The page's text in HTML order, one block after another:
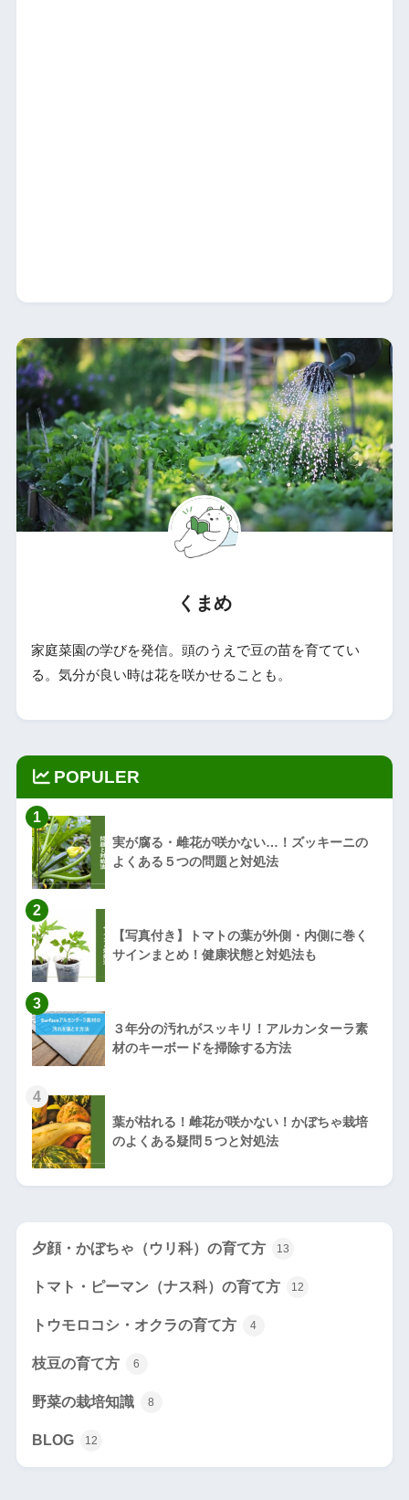
くまめ
家庭菜園の学びを発信。頭のうえで豆の苗を育ててい
る。気分が良い時は花を咲かせることも。
POPULER
1
実が腐る・雌花が咲かない…！ズッキーニの
よくある５つの問題と対処法
2
【写真付き】トマトの葉が外側・内側に巻く
サインまとめ！健康状態と対処法も
3
３年分の汚れがスッキリ！アルカンターラ素
材のキーボードを掃除する方法
4
葉が枯れる！雌花が咲かない！かぼちゃ栽培
のよくある疑問５つと対処法
夕顔・かぼちゃ（ウリ科）の育て方 13
トマト・ピーマン（ナス科）の育て方 12
トウモロコシ・オクラの育て方 4
枝豆の育て方 6
野菜の栽培知識 8
BLOG 12